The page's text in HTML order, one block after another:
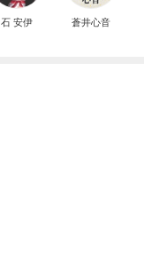
石 安伊 蒼井心音